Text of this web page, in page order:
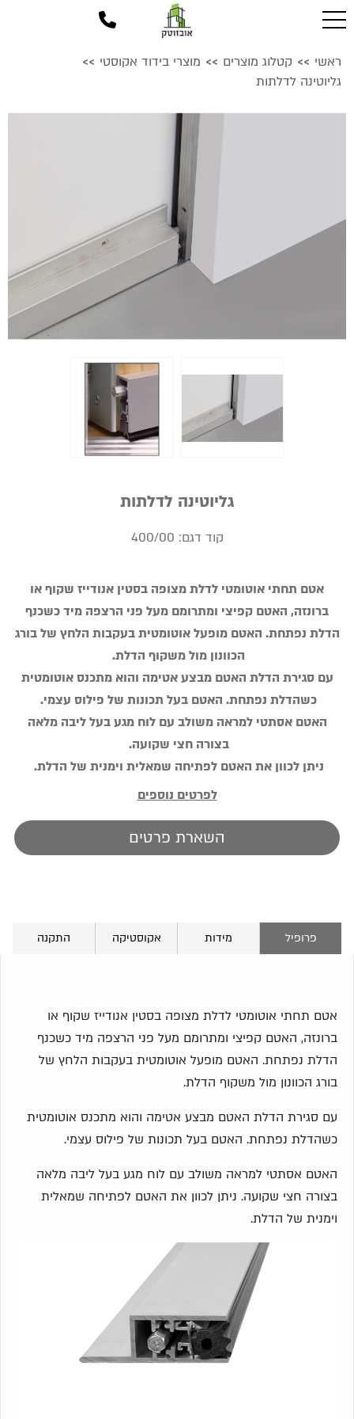
ראשי >> קטלוג מוצרים >> מוצרי בידוד אקוסטי >>
גליוטינה לדלתות
גליוטינה לדלתות
קוד דגם: 400/00
אטם תחתי אוטומטי לדלת מצופה בסטין אנודייז שקוף או
ברונזה, האטם קפיצי ומתרומם מעל פני הרצפה מיד כשכנף
הדלת נפתחת. האטם מופעל אוטומטית בעקבות הלחץ של בורג
הכוונון מול משקוף הדלת.
עם סגירת הדלת האטם מבצע אטימה והוא מתכנס אוטומטית
כשהדלת נפתחת. האטם בעל תכונות של פילוס עצמי.
האטם אסתטי למראה משולב עם לוח מגע בעל ליבה מלאה
בצורה חצי שקועה.
ניתן לכוון את האטם לפתיחה שמאלית וימנית של הדלת.
לפרטים נוספים
השארת פרטים
פרופיל מידות אקוסטיקה התקנה
אטם תחתי אוטומטי לדלת מצופה בסטין אנודייז שקוף או
ברונזה, האטם קפיצי ומתרומם מעל פני הרצפה מיד כשכנף
הדלת נפתחת. האטם מופעל אוטומטית בעקבות הלחץ של
בורג הכוונון מול משקוף הדלת.
עם סגירת הדלת האטם מבצע אטימה והוא מתכנס אוטומטית
כשהדלת נפתחת. האטם בעל תכונות של פילוס עצמי.
האטם אסתטי למראה משולב עם לוח מגע בעל ליבה מלאה
בצורה חצי שקועה. ניתן לכוון את האטם לפתיחה שמאלית
וימנית של הדלת.